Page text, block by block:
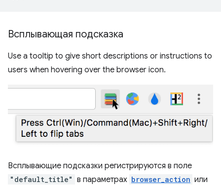
Всплывающая подсказка
Use a tooltip to give short descriptions or instructions to
users when hovering over the browser icon.
Всплывающие подсказки регистрируются в поле
"default_title" в параметрах browser_action или